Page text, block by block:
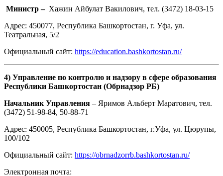
Министр – Хажин Айбулат Вакилович, тел. (3472) 18-03-15
Адрес: 450077, Республика Башкортостан, г. Уфа, ул.
Театральная, 5/2
Официальный сайт: https://education.bashkortostan.ru/
4) Управление по контролю и надзору в сфере образования
Республики Башкортостан (Обрнадзор РБ)
Начальник Управления – Яримов Альберт Маратович, тел.
(3472) 51-98-84, 50-88-71
Адрес: 450005, Республика Башкортостан, г.Уфа, ул. Цюрупы,
100/102
Официальный сайт: https://obrnadzorrb.bashkortostan.ru/
Электронная почта: